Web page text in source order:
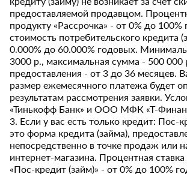
предоставляемой продавцом.
продукту «Рассрочка» - от 0% до
стоимость потребительского кредита
0.000% до 60.000% годовых.
3000 р., максимальная сумма - 500 000
предоставления - от 3 до 36 месяцев.
размер ежемесячного платежа будет
результатам рассмотрения заявки.
«Тинькофф Банк» и ООО МФК «Т-
3. Если у вас есть только кредит: Пос-
это форма кредита (займа),
непосредственно в точке продаж или
интернет-магазина. Процентная
«Пос-кредит (займ)» - от 0% до 100%